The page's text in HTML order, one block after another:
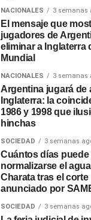
NACIONALES 3 semanas
El mensaje que
jugadores de
eliminar a Inglaterra
Mundial
NACIONALES 3 semanas
Argentina jugará de
Inglaterra: la
1986 y 1998 que
hinchas
SOCIEDAD 3 semanas
Cuántos días puede
normalizarse el
Charata tras el corte
anunciado por
SOCIEDAD 3 semanas